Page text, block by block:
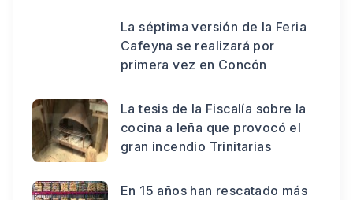
La séptima versión de la Feria
Cafeyna se realizará por
primera vez en Concón
La tesis de la Fiscalía sobre la
cocina a leña que provocó el
gran incendio Trinitarias
En 15 años han rescatado más